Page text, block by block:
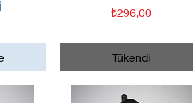
Fiyat
₺296,00
Tükendi